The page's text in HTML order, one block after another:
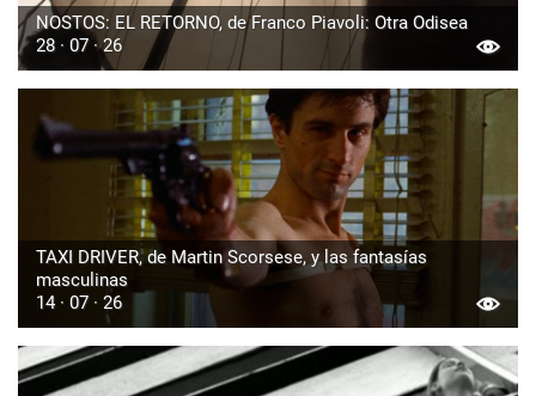
NOSTOS: EL RETORNO, de Franco Piavoli: Otra Odisea
28 · 07 · 26
TAXI DRIVER, de Martin Scorsese, y las fantasías
masculinas
14 · 07 · 26